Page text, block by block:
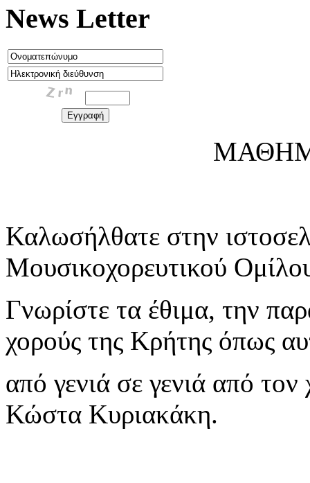
News Letter
ΜΑΘΗΜΑΤΑ
Καλωσήλθατε στην
Μουσικοχορευτικού
Γνωρίστε τα έθιμα, την
χορούς της Κρήτης όπως
από γενιά σε γενιά από
Κώστα Κυριακάκη.